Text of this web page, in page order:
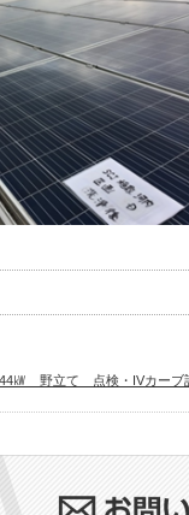
㎾ 野立て 点検・IVカーブ